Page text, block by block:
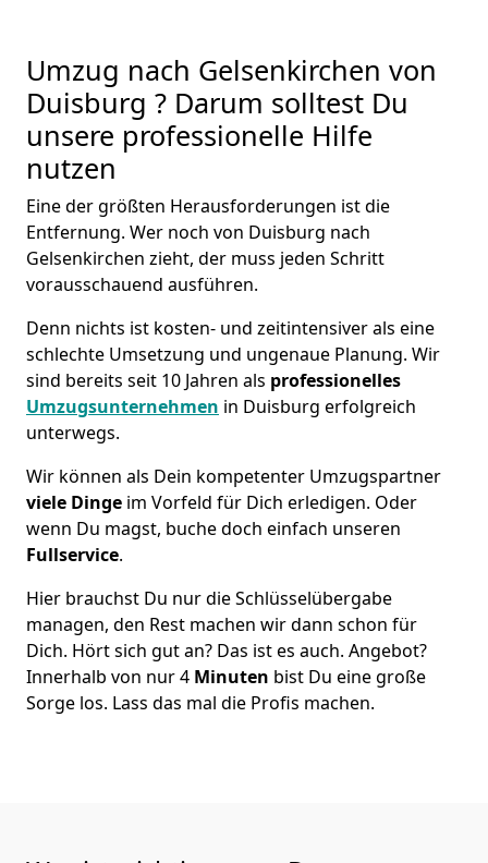
Umzug nach Gelsenkirchen von
Duisburg ? Darum solltest Du
unsere professionelle Hilfe
nutzen
Eine der größten Herausforderungen ist die
Entfernung. Wer noch von Duisburg nach
Gelsenkirchen zieht, der muss jeden Schritt
vorausschauend ausführen.
Denn nichts ist kosten- und zeitintensiver als eine
schlechte Umsetzung und ungenaue Planung. Wir
sind bereits seit 10 Jahren als professionelles
Umzugsunternehmen in Duisburg erfolgreich
unterwegs.
Wir können als Dein kompetenter Umzugspartner
viele Dinge im Vorfeld für Dich erledigen. Oder
wenn Du magst, buche doch einfach unseren
Fullservice.
Hier brauchst Du nur die Schlüsselübergabe
managen, den Rest machen wir dann schon für
Dich. Hört sich gut an? Das ist es auch. Angebot?
Innerhalb von nur 4 Minuten bist Du eine große
Sorge los. Lass das mal die Profis machen.